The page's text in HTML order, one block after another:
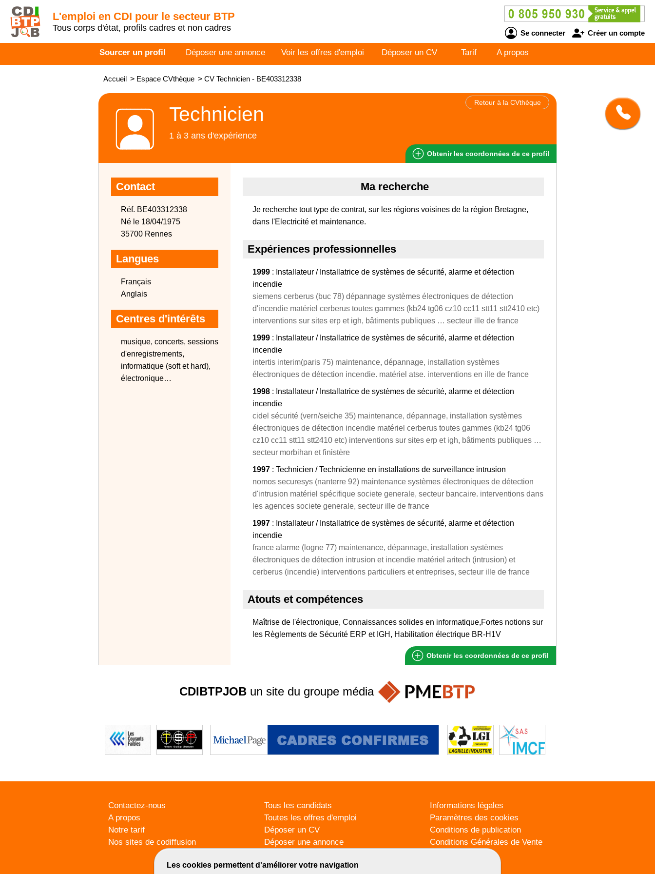
L'emploi en CDI pour le secteur BTP
Tous corps d'état, profils cadres et non cadres
Se connecter Créer un compte
Sourcer un profil Déposer une annonce Voir les offres d'emploi Déposer un CV Tarif A propos
Accueil > Espace CVthèque > CV Technicien - BE403312338
Retour à la CVthèque
Technicien
1 à 3 ans d'expérience
Obtenir les coordonnées de ce profil
Contact
Réf. BE403312338
Né le 18/04/1975
35700 Rennes
Langues
Français
Anglais
Centres d'intérêts
musique, concerts, sessions
d'enregistrements,
informatique (soft et hard),
électronique…
Ma recherche
Je recherche tout type de contrat, sur les régions voisines de la région Bretagne,
dans l'Electricité et maintenance.
Expériences professionnelles
1999 : Installateur / Installatrice de systèmes de sécurité, alarme et détection
incendie
siemens cerberus (buc 78) dépannage systèmes électroniques de détection
d'incendie matériel cerberus toutes gammes (kb24 tg06 cz10 cc11 stt11 stt2410 etc)
interventions sur sites erp et igh, bâtiments publiques … secteur ille de france
1999 : Installateur / Installatrice de systèmes de sécurité, alarme et détection
incendie
intertis interim(paris 75) maintenance, dépannage, installation systèmes
électroniques de détection incendie. matériel atse. interventions en ille de france
1998 : Installateur / Installatrice de systèmes de sécurité, alarme et détection
incendie
cidel sécurité (vern/seiche 35) maintenance, dépannage, installation systèmes
électroniques de détection incendie matériel cerberus toutes gammes (kb24 tg06
cz10 cc11 stt11 stt2410 etc) interventions sur sites erp et igh, bâtiments publiques …
secteur morbihan et finistère
1997 : Technicien / Technicienne en installations de surveillance intrusion
nomos securesys (nanterre 92) maintenance systèmes électroniques de détection
d'intrusion matériel spécifique societe generale, secteur bancaire. interventions dans
les agences societe generale, secteur ille de france
1997 : Installateur / Installatrice de systèmes de sécurité, alarme et détection
incendie
france alarme (logne 77) maintenance, dépannage, installation systèmes
électroniques de détection intrusion et incendie matériel aritech (intrusion) et
cerberus (incendie) interventions particuliers et entreprises, secteur ille de france
Atouts et compétences
Maîtrise de l'électronique, Connaissances solides en informatique,Fortes notions sur
les Règlements de Sécurité ERP et IGH, Habilitation électrique BR-H1V
Obtenir les coordonnées de ce profil
Les cookies permettent d'améliorer votre navigation
CDIBTPJOBun site du groupe média
Contactez-nous
A propos
Notre tarif
Nos sites de codiffusion
Tous les candidats
Toutes les offres d'emploi
Déposer un CV
Déposer une annonce
Informations légales
Paramètres des cookies
Conditions de publication
Conditions Générales de Vente